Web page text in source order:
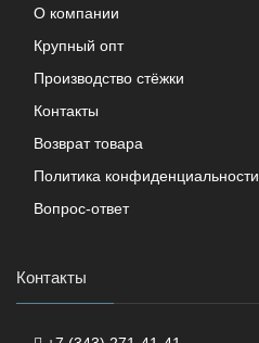
О компании
Крупный опт
Производство стёжки
Контакты
Возврат товара
Политика конфиденциальности
Вопрос-ответ
Контакты